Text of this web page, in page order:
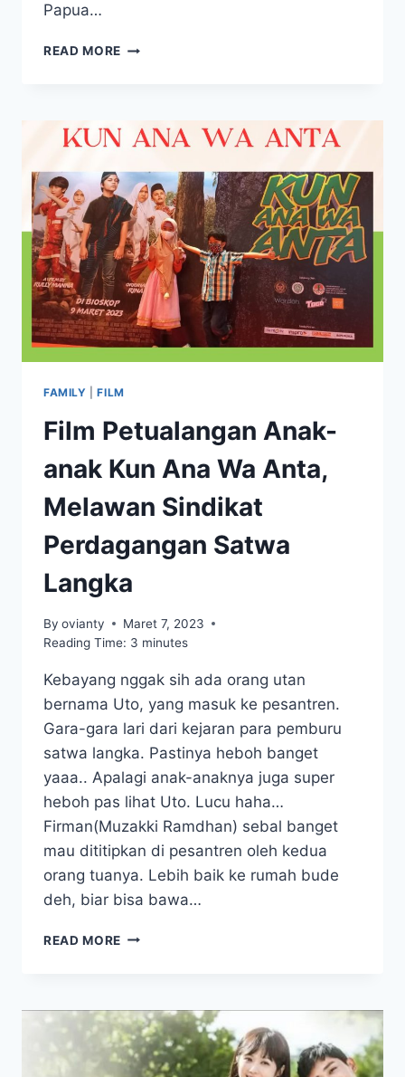
Papua…
READ MORE FILM
KISAH
NYATA
RENANG
DISABILITAS
PAPUA
FAMILY |FILM
Film Petualangan Anak-
anak Kun Ana Wa Anta,
Melawan Sindikat
Perdagangan Satwa
Langka
By ovianty
Maret 7, 2023
Reading Time: 3 minutes
Kebayang nggak sih ada orang utan
bernama Uto, yang masuk ke pesantren.
Gara-gara lari dari kejaran para pemburu
satwa langka. Pastinya heboh banget
yaaa.. Apalagi anak-anaknya juga super
heboh pas lihat Uto. Lucu haha…
Firman(Muzakki Ramdhan) sebal banget
mau dititipkan di pesantren oleh kedua
orang tuanya. Lebih baik ke rumah bude
deh, biar bisa bawa…
READ MORE FILM
KUN
ANA
WA
ANTA,